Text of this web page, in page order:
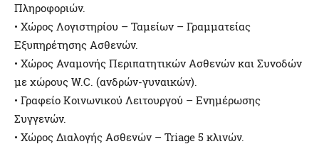
Πληροφοριών.
• Χώρος Λογιστηρίου – Ταμείων – Γραμματείας
Εξυπηρέτησης Ασθενών.
• Χώρος Αναμονής Περιπατητικών Ασθενών και Συνοδών
με χώρους W.C. (ανδρών-γυναικών).
• Γραφείο Κοινωνικού Λειτουργού – Ενημέρωσης
Συγγενών.
• Χώρος Διαλογής Ασθενών – Triage 5 κλινών.